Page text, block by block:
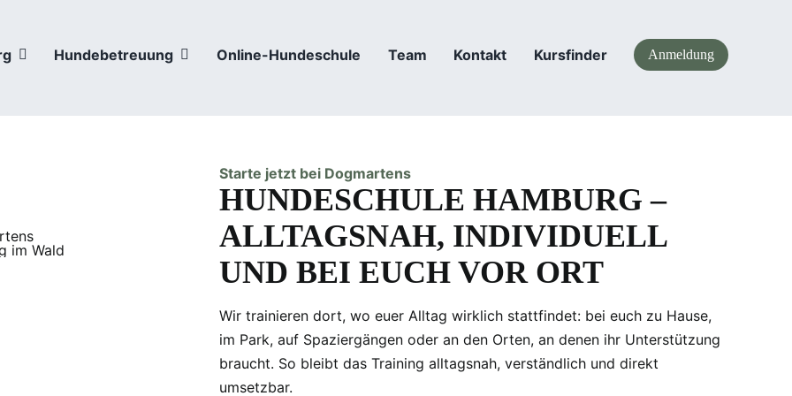
Hundebetreuung Online-Hundeschule Team Kontakt Kursfinder Anmeldung
Starte jetzt bei Dogmartens
HUNDESCHULE HAMBURG –
ALLTAGSNAH, INDIVIDUELL
UND BEI EUCH VOR ORT
Wir trainieren dort, wo euer Alltag wirklich stattfindet: bei euch zu Hause,
im Park, auf Spaziergängen oder an den Orten, an denen ihr Unterstützung
braucht. So bleibt das Training alltagsnah, verständlich und direkt
umsetzbar.